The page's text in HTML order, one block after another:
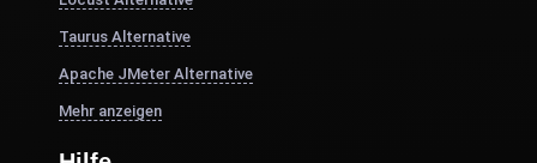
Taurus Alternative
Apache JMeter Alternative
Mehr anzeigen